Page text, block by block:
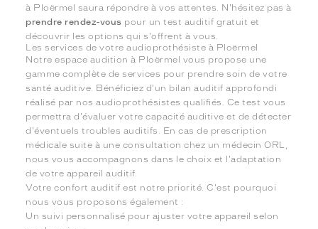
à Ploërmel saura répondre à vos attentes. N'hésitez pas à
prendre rendez-vous pour un test auditif gratuit et
découvrir les options qui s'offrent à vous.
Les services de votre audioprothésiste à Ploërmel
Notre espace audition à Ploërmel vous propose une
gamme complète de services pour prendre soin de votre
santé auditive. Bénéficiez d'un bilan auditif approfondi
réalisé par nos audioprothésistes qualifiés. Ce test vous
permettra d'évaluer votre capacité auditive et de détecter
d'éventuels troubles auditifs. En cas de prescription
médicale suite à une consultation chez un médecin ORL,
nous vous accompagnons dans le choix et l'adaptation
de votre appareil auditif.
Votre confort auditif est notre priorité. C'est pourquoi
nous vous proposons également :
Un suivi personnalisé pour ajuster votre appareil selon